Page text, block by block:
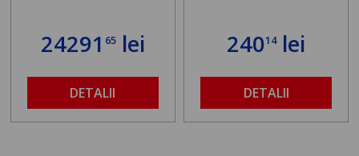
24291 65lei
DETALII
24014lei
DETALII